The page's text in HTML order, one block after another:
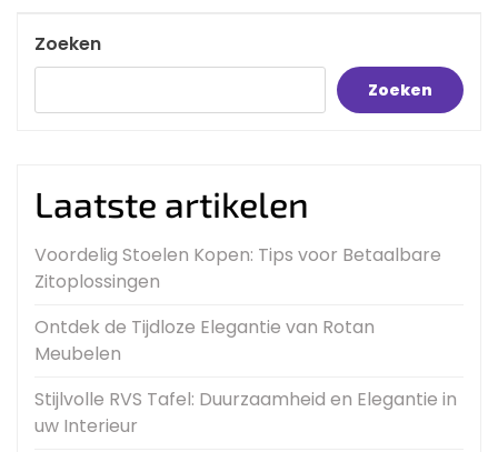
Zoeken
Zoeken
Laatste artikelen
Voordelig Stoelen Kopen: Tips voor Betaalbare
Zitoplossingen
Ontdek de Tijdloze Elegantie van Rotan
Meubelen
Stijlvolle RVS Tafel: Duurzaamheid en Elegantie in
uw Interieur